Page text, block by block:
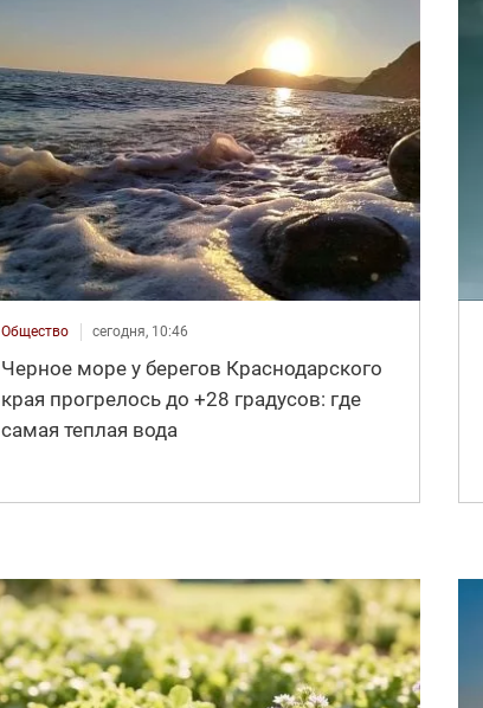
Общество сегодня, 10:46
Черное море у берегов Краснодарского
края прогрелось до +28 градусов: где
самая теплая вода